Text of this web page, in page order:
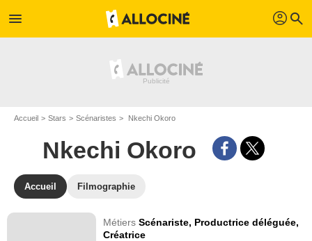
menu profil search
Accueil Stars Scénaristes Nkechi Okoro
Nkechi Okoro
Accueil Filmographie
MétiersScénariste, Productrice déléguée,
Créatrice